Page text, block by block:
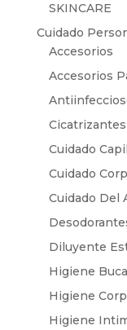
SKINCARE
Cuidado
Accesorios
Accesorios
Cuidado
Cuidado
Cuidado Del
Diluyente
Higiene
Higiene
Higiene